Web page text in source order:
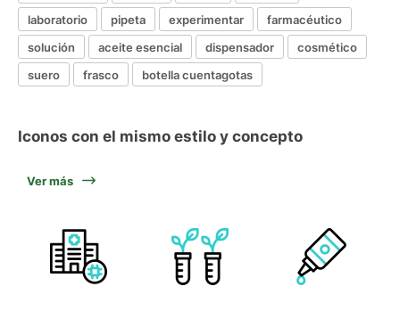
laboratorio
pipeta experimentar
farmacéutico
solución
aceite esencial dispensador
cosmético
suero
frasco botella cuentagotas
Iconos con el mismo estilo y concepto
Ver más